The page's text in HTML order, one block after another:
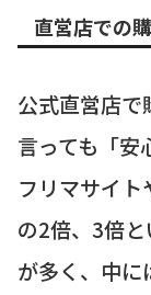
直営店での
公式直営店で
言っても「安
フリマサイ
の2倍、3倍
が多く、中に